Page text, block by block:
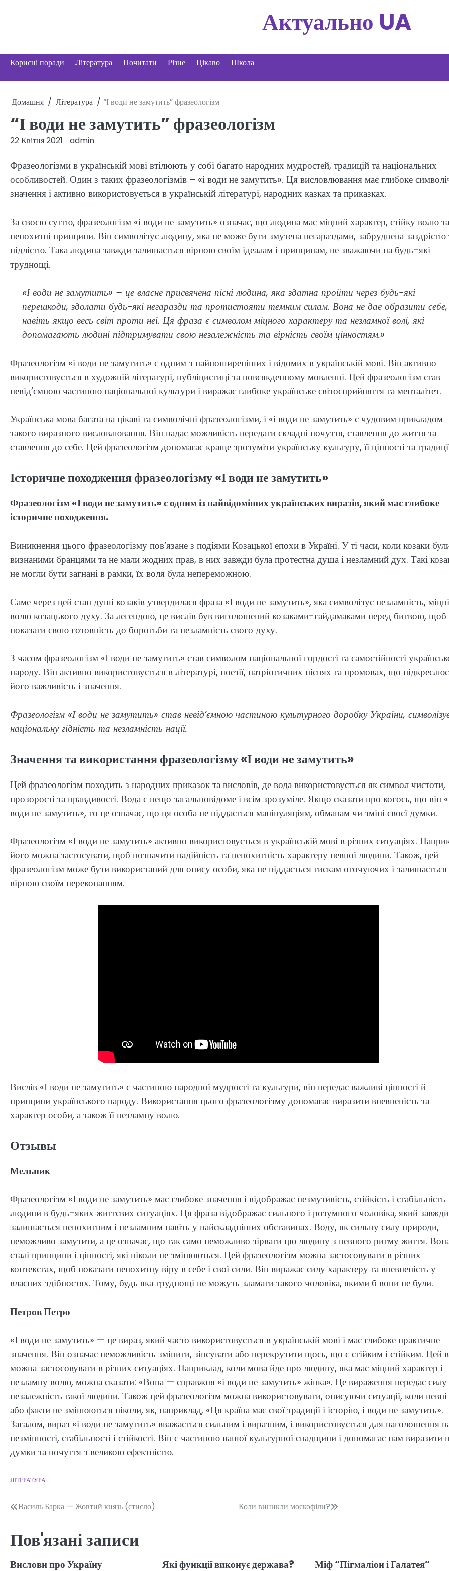
Актуально UA
Корисні поради Література Почитати Різне Цікаво Школа
Домашня Література “І води не замутить” фразеологізм
“І води не замутить” фразеологізм
22 Квітня 2021 admin
Фразеологізми в українській мові втілюють у собі багато народних мудростей, традицій та національних
особливостей. Один з таких фразеологізмів – «і води не замутить». Ця висловлювання має глибоке
значення і активно використовується в українській літературі, народних казках та приказках.
За своєю суттю, фразеологізм «і води не замутить» означає, що людина має міцний характер, стійку волю та
непохитні принципи. Він символізує людину, яка не може бути змутена негараздами, забруднена заздрістю
підлістю. Така людина завжди залишається вірною своїм ідеалам і принципам, не зважаючи на будь-які
труднощі.
«І води не замутить» – це власне присвячена пісні людина, яка здатна пройти через будь-які
перешкоди, здолати будь-які негаразди та протистояти темним силам. Вона не дає образити себе,
навіть якщо весь світ проти неї. Ця фраза є символом міцного характеру та незламної волі, які
допомагають людині підтримувати свою незалежність та вірність своїм цінностям.»
Фразеологізм «і води не замутить» є одним з найпоширеніших і відомих в українській мові. Він активно
використовується в художній літературі, публіцистиці та повсякденному мовленні. Цей фразеологізм став
невід’ємною частиною національної культури і виражає глибоке українське світосприйняття та менталітет.
Українська мова багата на цікаві та символічні фразеологізми, і «і води не замутить» є чудовим прикладом
такого виразного висловлювання. Він надає можливість передати складні почуття, ставлення до життя та
ставлення до себе. Цей фразеологізм допомагає краще зрозуміти українську культуру, її цінності та
Історичне походження фразеологізму «І води не замутить»
Фразеологізм «І води не замутить» є одним із найвідоміших українських виразів, який має глибоке
історичне походження.
Виникнення цього фразеологізму пов’язане з подіями Козацької епохи в Україні. У ті часи, коли козаки
визнаними бранцями та не мали жодних прав, в них завжди була протестна душа і незламний дух. Такі
не могли бути загнані в рамки, їх воля була непереможною.
Саме через цей стан душі козаків утвердилася фраза «І води не замутить», яка символізує незламність,
волю козацького духу. За легендою, це вислів був виголошений козаками-гайдамаками перед битвою, щоб
показати свою готовність до боротьби та незламність свого духу.
З часом фразеологізм «І води не замутить» став символом національної гордості та самостійності
народу. Він активно використовується в літературі, поезії, патріотичних піснях та промовах, що підкреслює
його важливість і значення.
Фразеологізм «І води не замутить» став невід’ємною частиною культурного доробку України,
національну гідність та незламність нації.
Значення та використання фразеологізму «І води не замутить»
Цей фразеологізм походить з народних приказок та висловів, де вода використовується як символ чистоти,
прозорості та правдивості. Вода є нещо загальновідоме і всім зрозуміле. Якщо сказати про когось, що він
води не замутить», то це означає, що ця особа не піддасться маніпуляціям, обманам чи зміні своєї думки.
Фразеологізм «І води не замутить» активно використовується в українській мові в різних ситуаціях.
його можна застосувати, щоб позначити надійність та непохитність характеру певної людини. Також, цей
фразеологізм може бути використаний для опису особи, яка не піддається тискам оточуючих і залишається
вірною своїм переконанням.
Вислів «І води не замутить» є частиною народної мудрості та культури, він передає важливі цінності й
принципи українського народу. Використання цього фразеологізму допомагає виразити впевненість та
характер особи, а також її незламну волю.
Отзывы
Мельник
Фразеологізм «І води не замутить» має глибоке значення і відображає незмутивість, стійкість і стабільність
людини в будь-яких життєвих ситуаціях. Ця фраза відображає сильного і розумного чоловіка, який завжди
залишається непохитним і незламним навіть у найскладніших обставинах. Воду, як сильну силу природи,
неможливо замутити, а це означає, що так само неможливо зірвати цю людину з певного ритму життя.
сталі принципи і цінності, які ніколи не змінюються. Цей фразеологізм можна застосовувати в різних
контекстах, щоб показати непохитну віру в себе і свої сили. Він виражає силу характеру та впевненість у
власних здібностях. Тому, будь яка труднощі не можуть зламати такого чоловіка, якими б вони не були.
Петров Петро
«І води не замутить» — це вираз, який часто використовується в українській мові і має глибоке практичне
значення. Він означає неможливість змінити, зіпсувати або перекрутити щось, що є стійким і стійким. Цей
можна застосовувати в різних ситуаціях. Наприклад, коли мова йде про людину, яка має міцний характер і
незламну волю, можна сказати: «Вона — справжня «і води не замутить» жінка». Це вираження передає силу
незалежність такої людини. Також цей фразеологізм можна використовувати, описуючи ситуації, коли певні
або факти не змінюються ніколи, як, наприклад, «Ця країна має свої традиції і історію, і води не замутить».
Загалом, вираз «і води не замутить» вважається сильним і виразним, і використовується для наголошення
незмінності, стабільності і стійкості. Він є частиною нашої культурної спадщини і допомагає нам виразити
думки та почуття з великою ефектністю.
ЛІТЕРАТУРА
Навігація
Василь Барка — Жовтий князь (стисло) Коли виникли москофіли?
Пов'язані записи
Вислови про Україну Які функції виконує держава? Міф “Пігмаліон і Галатея”